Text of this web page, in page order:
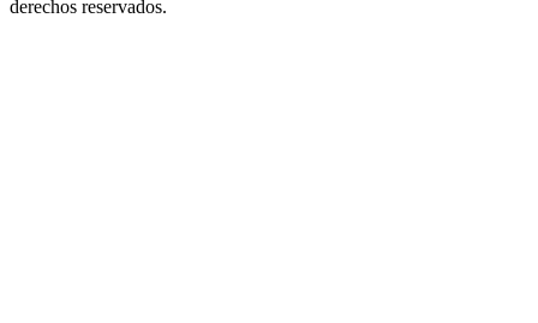
derechos reservados.